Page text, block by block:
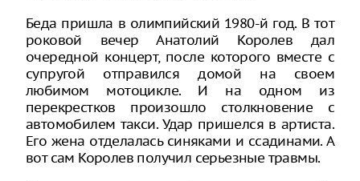
Беда пришла в олимпийский 1980-й год. В тот
роковой вечер Анатолий Королев дал
очередной концерт, после которого вместе с
супругой отправился домой на своем
любимом мотоцикле. И на одном из
перекрестков произошло столкновение с
автомобилем такси. Удар пришелся в артиста.
Его жена отделалась синяками и ссадинами. А
вот сам Королев получил серьезные травмы.